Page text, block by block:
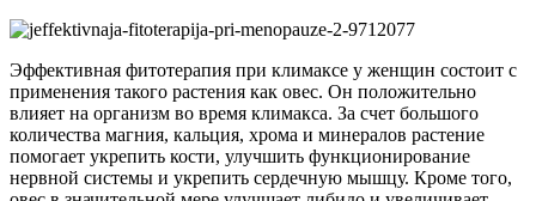
Эффективная фитотерапия при климаксе у женщин состоит с
применения такого растения как овес. Он положительно
влияет на организм во время климакса. За счет большого
количества магния, кальция, хрома и минералов растение
помогает укрепить кости, улучшить функционирование
нервной системы и укрепить сердечную мышцу. Кроме того,